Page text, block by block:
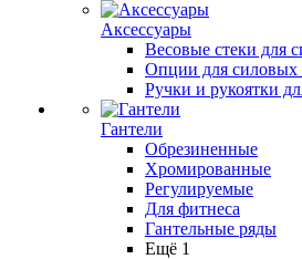
Аксессуары
Весовые стеки для
Опции для силовых
Ручки и рукоятки
Гантели
Обрезиненные
Хромированные
Регулируемые
Для фитнеса
Гантельные ряды
Ещё 1